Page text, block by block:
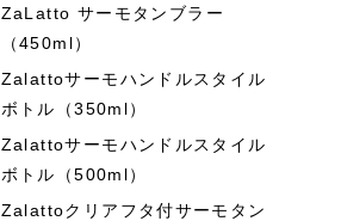
ZaLatto サーモタンブラー
（450ml）
Zalattoサーモハンドルスタイル
ボトル（350ml）
Zalattoサーモハンドルスタイル
ボトル（500ml）
Zalattoクリアフタ付サーモタン